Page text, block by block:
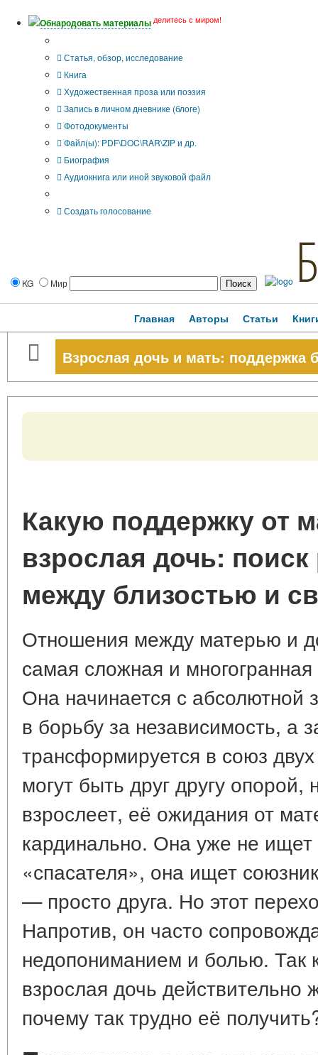
Обнародовать материалы делитесь с миром!
Статья, обзор, исследование
Книга
Художественная проза или поэзия
Запись в личном дневнике (блоге)
Фотодокументы
Файл(ы): PDF\DOC\RAR\ZIP и др.
Биография
Аудиокнига или иной звуковой файл
Создать голосование
KG Мир
Главная Авторы Статьи
Взрослая дочь и мать: поддержка
Какую поддержку от
взрослая дочь:
между близостью и
Отношения между матерью и
самая сложная и
Она начинается с абсолютной
в борьбу за независимость,
трансформируется в союз
могут быть друг другу
взрослеет, её ожидания от
кардинально. Она уже не
«спасателя», она ищет
— просто друга. Но этот
Напротив, он часто
недопониманием и болью. Так
взрослая дочь действительно
почему так трудно её